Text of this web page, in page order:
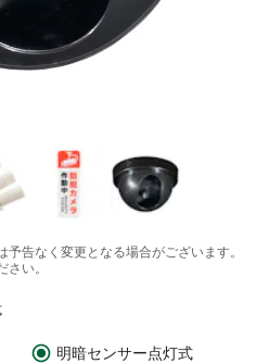
告なく変更となる場合がございます。
い。
明暗センサー点灯式